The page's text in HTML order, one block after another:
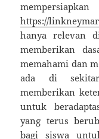
https://
hanya relevan
memberikan
memahami dan
ada di sekitar
memberikan
untuk
yang terus
bagi siswa